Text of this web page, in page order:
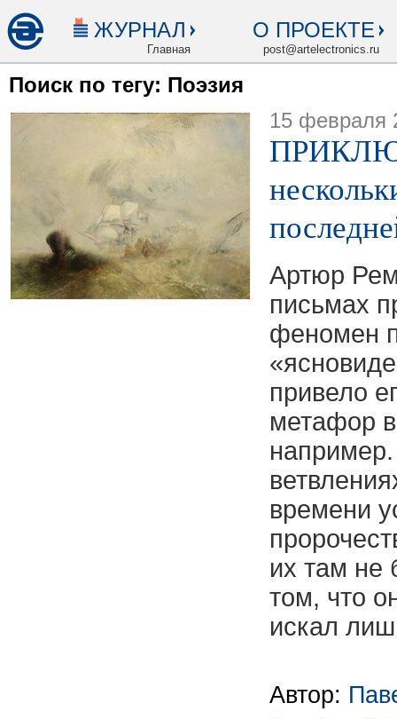
ЖУРНАЛ
Главная
О ПРОЕКТЕ
post@artelectronics.ru
Поиск по тегу: Поэзия
15 февраля
Артюр
письмах
феномен
привело
метафор
времени
их там
том, что
искал
Автор: